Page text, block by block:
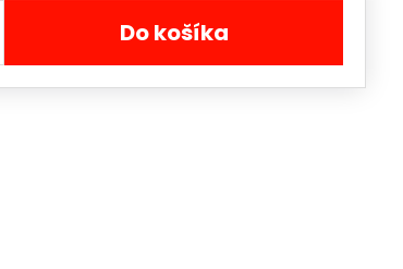
Do košíka